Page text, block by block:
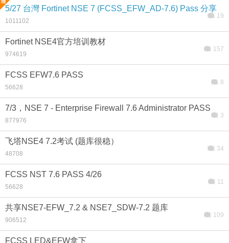
5/27 台灣 Fortinet NSE 7 (FCSS_EFW_AD-7.6) Pass 分享
1011102
19
Fortinet NSE4官方培训教材
974619
157
FCSS EFW7.6 PASS
56628
8
7/3，NSE 7 - Enterprise Firewall 7.6 Administrator PASS
877976
3
飞塔NSE4 7.2考试 (题库很稳）
48708
34
FCSS NST 7.6 PASS 4/26
56628
11
共享NSE7-EFW_7.2 & NSE7_SDW-7.2 题库
906512
109
FCSS LED&EFW拿下